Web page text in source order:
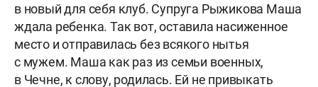
в новый для себя клуб. Супруга Рыжикова Маша
ждала ребенка. Так вот, оставила насиженное
место и отправилась без всякого нытья
с мужем. Маша как раз из семьи военных,
в Чечне, к слову, родилась. Ей не привыкать